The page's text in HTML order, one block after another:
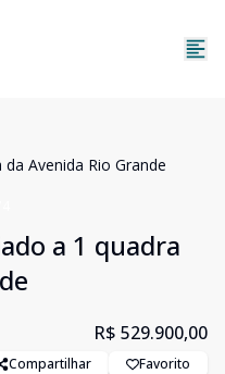
Avenida Rio Grande
a 1 quadra
R$ 529.900,00
Compartilhar Favorito